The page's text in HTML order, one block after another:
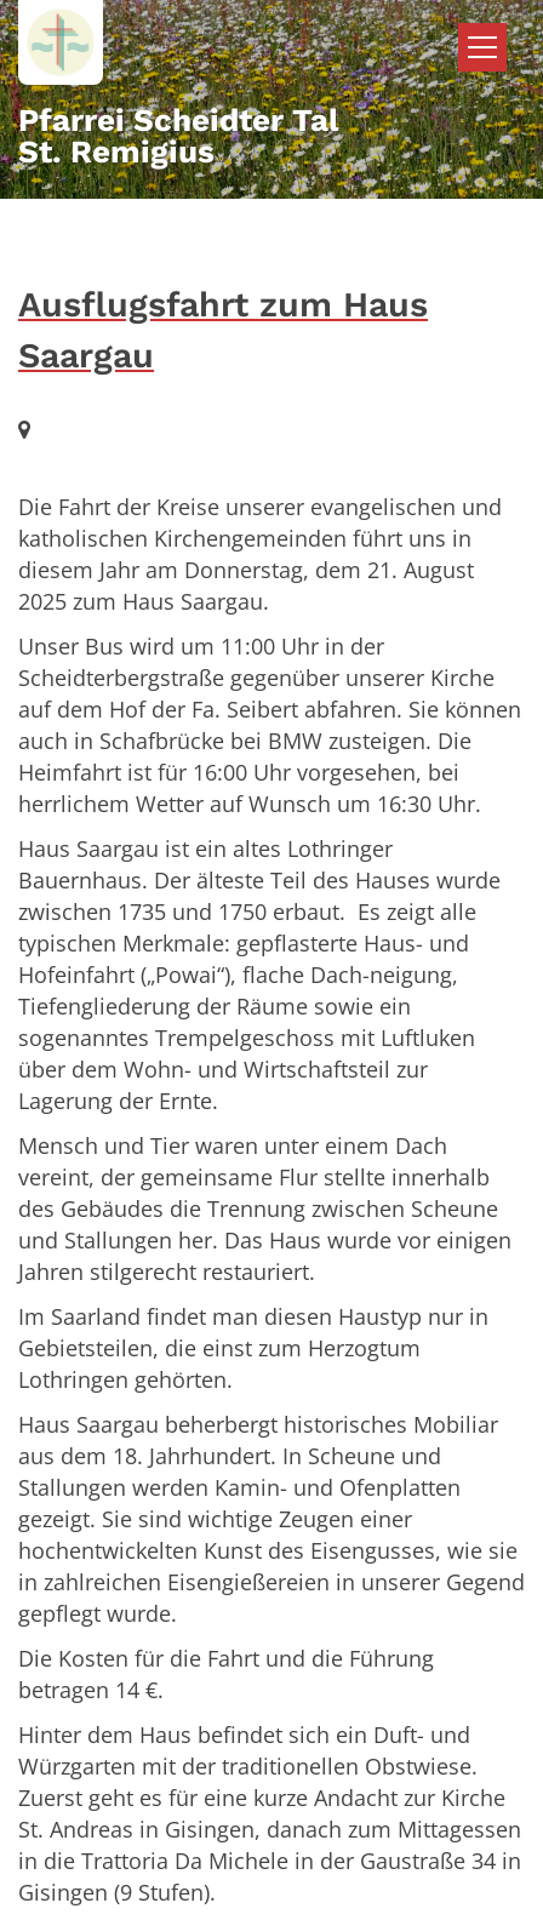
Zum Inhalt springen
Pfarrei Scheidter Tal
St. Remigius
Ausflugsfahrt zum Haus
Saargau
Ort:
Die Fahrt der Kreise unserer evangelischen und
katholischen Kirchengemeinden führt uns in
diesem Jahr am Donnerstag, dem 21. August
2025 zum Haus Saargau.
Unser Bus wird um 11:00 Uhr in der
Scheidterbergstraße gegenüber unserer Kirche
auf dem Hof der Fa. Seibert abfahren. Sie können
auch in Schafbrücke bei BMW zusteigen. Die
Heimfahrt ist für 16:00 Uhr vorgesehen, bei
herrlichem Wetter auf Wunsch um 16:30 Uhr.
Haus Saargau ist ein altes Lothringer
Bauernhaus. Der älteste Teil des Hauses wurde
zwischen 1735 und 1750 erbaut. Es zeigt alle
typischen Merkmale: gepflasterte Haus- und
Hofeinfahrt („Powai“), flache Dach-neigung,
Tiefengliederung der Räume sowie ein
sogenanntes Trempelgeschoss mit Luftluken
über dem Wohn- und Wirtschaftsteil zur
Lagerung der Ernte.
Mensch und Tier waren unter einem Dach
vereint, der gemeinsame Flur stellte innerhalb
des Gebäudes die Trennung zwischen Scheune
und Stallungen her. Das Haus wurde vor einigen
Jahren stilgerecht restauriert.
Im Saarland findet man diesen Haustyp nur in
Gebietsteilen, die einst zum Herzogtum
Lothringen gehörten.
Haus Saargau beherbergt historisches Mobiliar
aus dem 18. Jahrhundert. In Scheune und
Stallungen werden Kamin- und Ofenplatten
gezeigt. Sie sind wichtige Zeugen einer
hochentwickelten Kunst des Eisengusses, wie sie
in zahlreichen Eisengießereien in unserer Gegend
gepflegt wurde.
Die Kosten für die Fahrt und die Führung
betragen 14 €.
Hinter dem Haus befindet sich ein Duft- und
Würzgarten mit der traditionellen Obstwiese.
Zuerst geht es für eine kurze Andacht zur Kirche
St. Andreas in Gisingen, danach zum Mittagessen
in die Trattoria Da Michele in der Gaustraße 34 in
Gisingen (9 Stufen).